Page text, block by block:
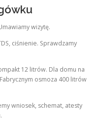
wizytę.
ciśnienie. Sprawdzamy
12 litrów. Dla domu na
osmoza 400 litrów
wniosek, schemat, atesty